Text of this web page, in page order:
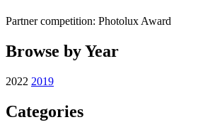
Partner competition: Photolux Award
Browse by Year
2022 2019
Categories